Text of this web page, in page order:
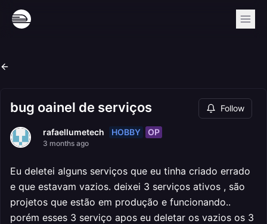
bug oainel de serviços Follow
rafaellumetech HOBBY OP
3 months ago
Eu deletei alguns serviços que eu tinha criado errado
e que estavam vazios. deixei 3 serviços ativos , são
projetos que estão em produção e funcionando..
porém esses 3 serviço apos eu deletar os vazios os 3